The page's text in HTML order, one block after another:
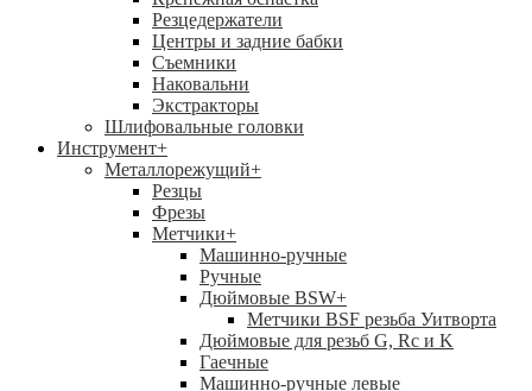
Резцедержатели
Центры и задние бабки
Съемники
Наковальни
Экстракторы
Шлифовальные головки
Инструмент+
Металлорежущий+
Резцы
Фрезы
Метчики+
Машинно-ручные
Ручные
Дюймовые BSW+
Метчики BSF резьба Уитворта
Дюймовые для резьб G, Rc и K
Гаечные
Машинно-ручные левые